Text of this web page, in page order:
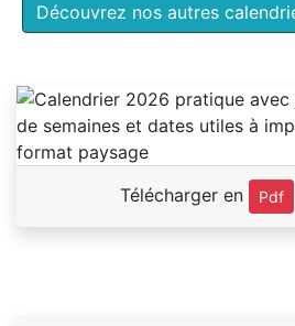
Découvrez nos autres
Télécharger en Pdf